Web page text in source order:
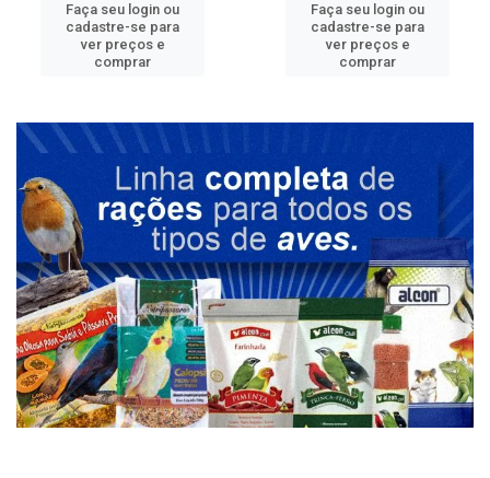
Faça seu login ou
cadastre-se para
ver preços e
comprar
Faça seu login ou
cadastre-se para
ver preços e
comprar